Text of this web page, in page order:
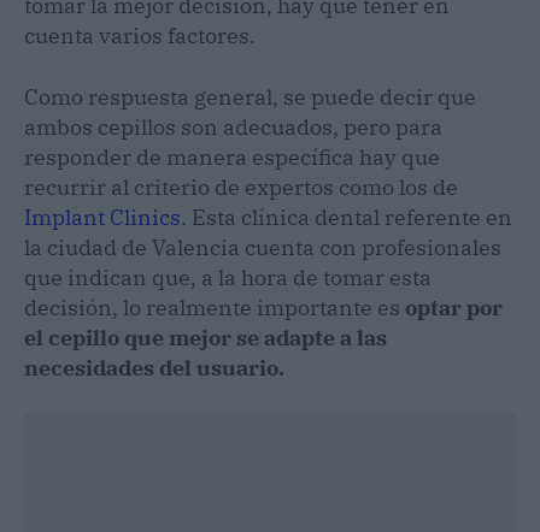
cuenta varios factores.
Como respuesta general, se puede decir que
ambos cepillos son adecuados, pero para
responder de manera específica hay que
recurrir al criterio de expertos como los de
Implant Clinics. Esta clínica dental referente en
la ciudad de Valencia cuenta con profesionales
que indican que, a la hora de tomar esta
decisión, lo realmente importante es optar por
el cepillo que mejor se adapte a las
necesidades del usuario.